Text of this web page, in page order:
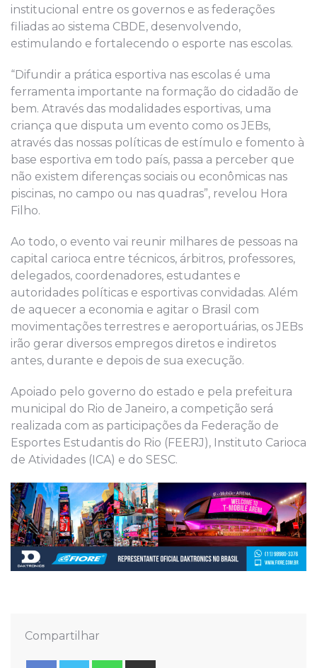
institucional entre os governos e as federações
filiadas ao sistema CBDE, desenvolvendo,
estimulando e fortalecendo o esporte nas escolas.
“Difundir a prática esportiva nas escolas é uma
ferramenta importante na formação do cidadão de
bem. Através das modalidades esportivas, uma
criança que disputa um evento como os JEBs,
através das nossas políticas de estímulo e fomento à
base esportiva em todo país, passa a perceber que
não existem diferenças sociais ou econômicas nas
piscinas, no campo ou nas quadras”, revelou Hora
Filho.
Ao todo, o evento vai reunir milhares de pessoas na
capital carioca entre técnicos, árbitros, professores,
delegados, coordenadores, estudantes e
autoridades políticas e esportivas convidadas. Além
de aquecer a economia e agitar o Brasil com
movimentações terrestres e aeroportuárias, os JEBs
irão gerar diversos empregos diretos e indiretos
antes, durante e depois de sua execução.
Apoiado pelo governo do estado e pela prefeitura
municipal do Rio de Janeiro, a competição será
realizada com as participações da Federação de
Esportes Estudantis do Rio (FEERJ), Instituto Carioca
de Atividades (ICA) e do SESC.
Compartilhar